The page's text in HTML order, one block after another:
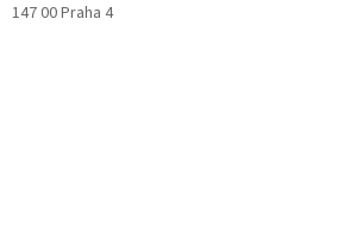
147 00 Praha 4